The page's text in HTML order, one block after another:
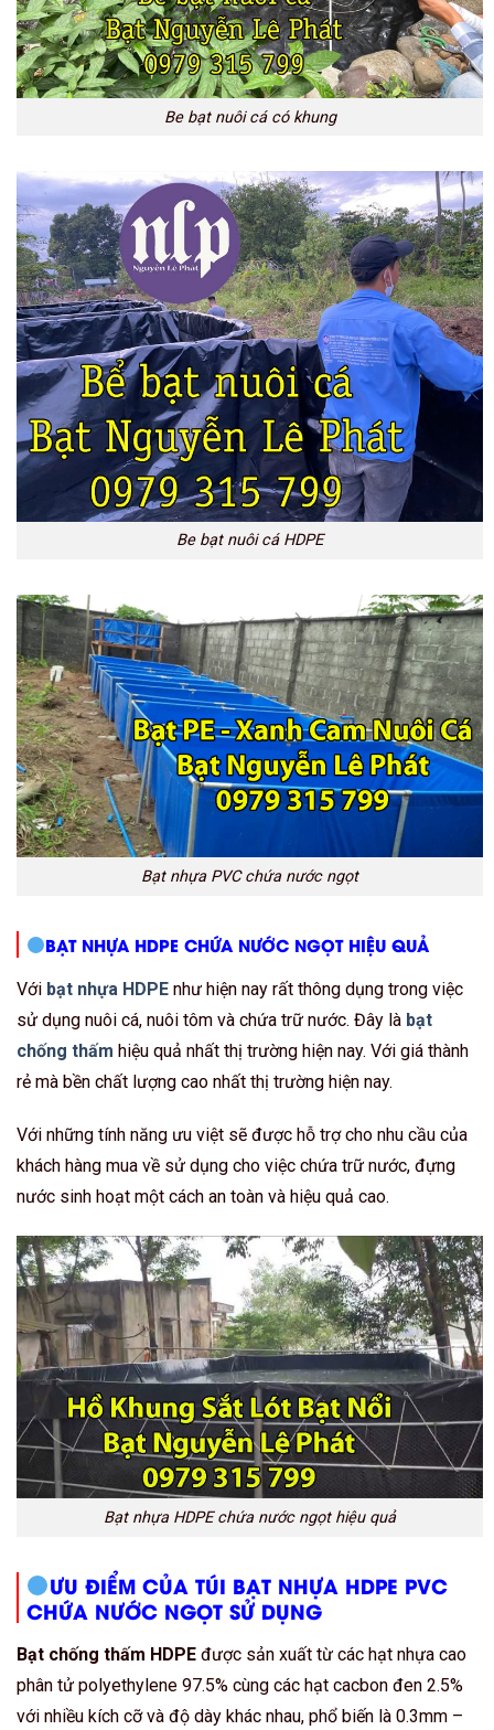
Be bạt nuôi cá có khung
Be bạt nuôi cá HDPE
Bạt nhựa PVC chứa nước ngọt
BẠT NHỰA HDPE CHỨA NƯỚC NGỌT HIỆU QUẢ
Với bạt nhựa HDPE như hiện nay rất thông dụng trong việc
sử dụng nuôi cá, nuôi tôm và chứa trữ nước. Đây là bạt
chống thấm hiệu quả nhất thị trường hiện nay. Với giá thành
rẻ mà bền chất lượng cao nhất thị trường hiện nay.
Với những tính năng ưu việt sẽ được hỗ trợ cho nhu cầu của
khách hàng mua về sử dụng cho việc chứa trữ nước, đựng
nước sinh hoạt một cách an toàn và hiệu quả cao.
Bạt nhựa HDPE chứa nước ngọt hiệu quả
ƯU ĐIỂM CỦA TÚI BẠT NHỰA HDPE PVC
CHỨA NƯỚC NGỌT SỬ DỤNG
Bạt chống thấm HDPE được sản xuất từ các hạt nhựa cao
phân tử polyethylene 97.5% cùng các hạt cacbon đen 2.5%
với nhiều kích cỡ và độ dày khác nhau, phổ biến là 0.3mm –